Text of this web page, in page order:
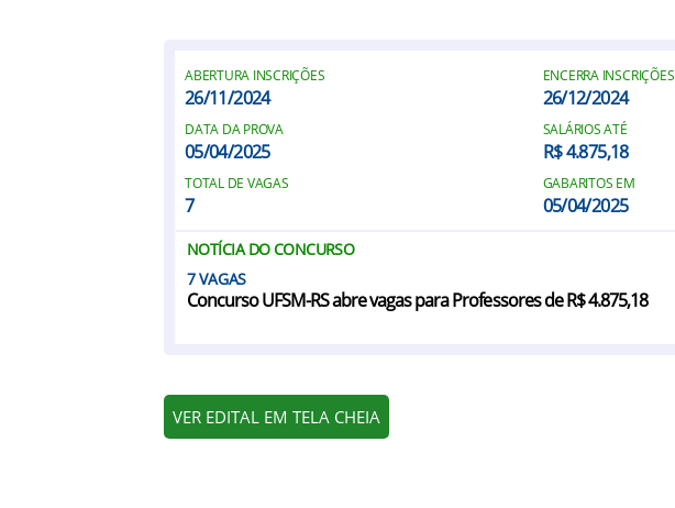
ABERTURA INSCRIÇÕES
26/11/2024
ENCERRA INSCRIÇÕES
26/12/2024
DATA DA PROVA
05/04/2025
SALÁRIOS ATÉ
R$ 4.875,18
TOTAL DE VAGAS
7
GABARITOS EM
05/04/2025
NOTÍCIA DO CONCURSO
7
Concurso UFSM-RS abre vagas para Professores de R$ 4.875,18
VER EDITAL EM TELA CHEIA